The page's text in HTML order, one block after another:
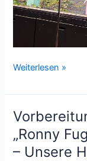
Danke,
–
für
20
großartige
Jahre
Weiterlesen »
„Ronny
– Unsere